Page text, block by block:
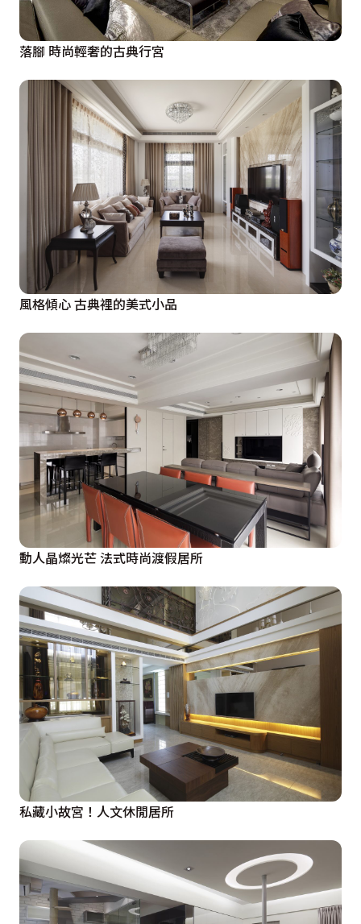
落腳 時尚輕奢的古典行宮
風格傾心 古典裡的美式小品
動人晶燦光芒 法式時尚渡假居所
私藏小故宮！人文休閒居所